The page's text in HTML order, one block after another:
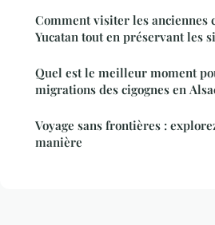
Comment visiter les anciennes
Yucatan tout en préservant les
Quel est le meilleur moment
migrations des cigognes en
Voyage sans frontières :
manière